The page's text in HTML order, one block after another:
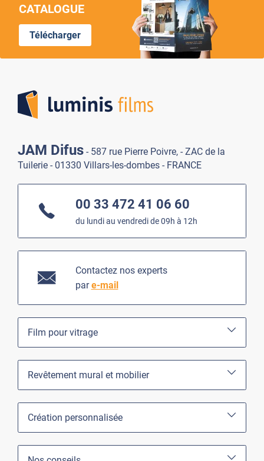
CATALOGUE
Télécharger
JAM Difus - 587 rue Pierre Poivre, - ZAC de la
Tuilerie - 01330 Villars-les-dombes - FRANCE
00 33 472 41 06 60
du lundi au vendredi de 09h à 12h
Contactez nos experts
pare-mail
Film pour vitrage
Revêtement mural et mobilier
Création personnalisée